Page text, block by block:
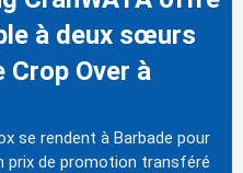
à deux sœurs
Over à
se rendent à Barbade pour
prix de promotion transféré